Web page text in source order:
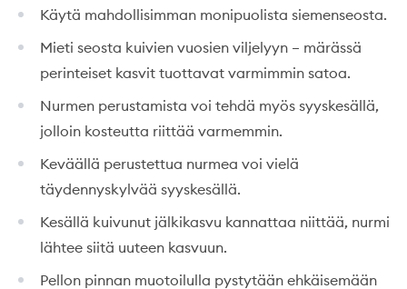
Käytä mahdollisimman monipuolista siemenseosta.
Mieti seosta kuivien vuosien viljelyyn – märässä
perinteiset kasvit tuottavat varmimmin satoa.
Nurmen perustamista voi tehdä myös syyskesällä,
jolloin kosteutta riittää varmemmin.
Keväällä perustettua nurmea voi vielä
täydennyskylvää syyskesällä.
Kesällä kuivunut jälkikasvu kannattaa niittää, nurmi
lähtee siitä uuteen kasvuun.
Pellon pinnan muotoilulla pystytään ehkäisemään